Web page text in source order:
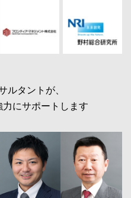
ルタントが、
にサポートします